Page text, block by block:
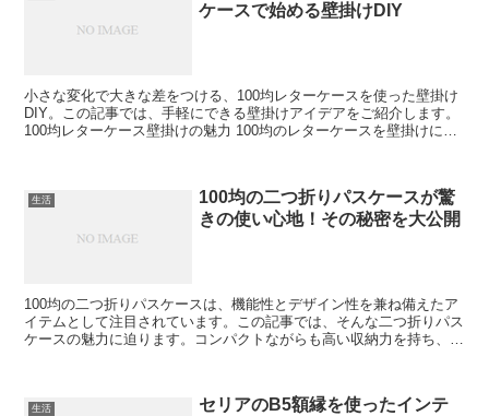
ケースで始める壁掛けDIY
小さな変化で大きな差をつける、100均レターケースを使った壁掛け
DIY。この記事では、手軽にできる壁掛けアイデアをご紹介します。
100均レターケース壁掛けの魅力 100均のレターケースを壁掛けにす
生活
100均の二つ折りパスケースが驚
きの使い心地！その秘密を大公開
100均の二つ折りパスケースは、機能性とデザイン性を兼ね備えたア
イテムとして注目されています。この記事では、そんな二つ折りパス
ケースの魅力に迫ります。コンパクトながらも高い収納力を持ち、日
生活
セリアのB5額縁を使ったインテ